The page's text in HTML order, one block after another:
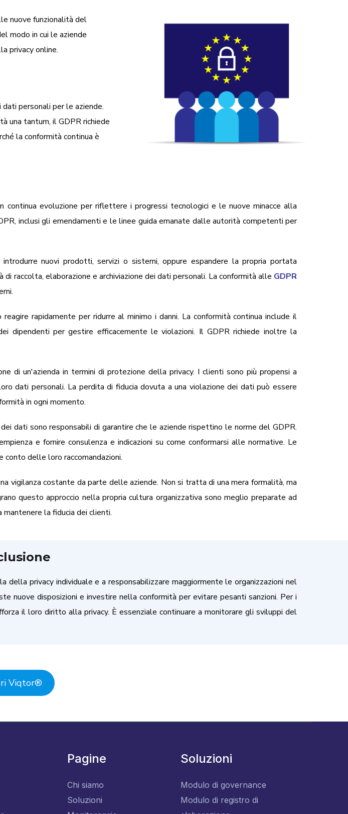
nuove funzionalità del
modo in cui le aziende
privacy online.
personali per le aziende.
una tantum, il GDPR richiede
la conformità continua è
continua evoluzione per riflettere i progressi tecnologici e le nuove minacce alla
inclusi gli emendamenti e le linee guida emanate dalle autorità competenti per
nuovi prodotti, servizi o sistemi, oppure espandere la propria portata
raccolta, elaborazione e archiviazione dei dati personali. La conformità alle GDPR
rapidamente per ridurre al minimo i danni. La conformità continua include il
dipendenti per gestire efficacemente le violazioni. Il GDPR richiede inoltre la
di un'azienda in termini di protezione della privacy. I clienti sono più propensi a
dati personali. La perdita di fiducia dovuta a una violazione dei dati può essere
in ogni momento.
dati sono responsabili di garantire che le aziende rispettino le norme del GDPR.
e fornire consulenza e indicazioni su come conformarsi alle normative. Le
delle loro raccomandazioni.
vigilanza costante da parte delle aziende. Non si tratta di una mera formalità, ma
questo approccio nella propria cultura organizzativa sono meglio preparate ad
la fiducia dei clienti.
privacy individuale e a responsabilizzare maggiormente le organizzazioni nel
nuove disposizioni e investire nella conformità per evitare pesanti sanzioni. Per i
il loro diritto alla privacy. È essenziale continuare a monitorare gli sviluppi del
Viqtor®
Pagine
Chi siamo
Soluzioni
Soluzioni
Modulo di governance
Modulo di registro di